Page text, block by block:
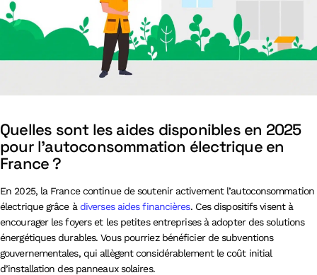
Quelles sont les aides disponibles en 2025
pour l’autoconsommation électrique en
France ?
En 2025, la France continue de soutenir activement l’autoconsommation
électrique grâce à diverses aides financières. Ces dispositifs visent à
encourager les foyers et les petites entreprises à adopter des solutions
énergétiques durables. Vous pourriez bénéficier de subventions
gouvernementales, qui allègent considérablement le coût initial
d’installation des panneaux solaires.